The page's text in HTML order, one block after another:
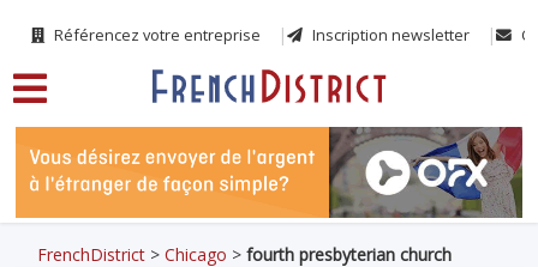
Référencez votre entreprise Inscription newsletter
FrenchDistrict >Chicago >fourth presbyterian church